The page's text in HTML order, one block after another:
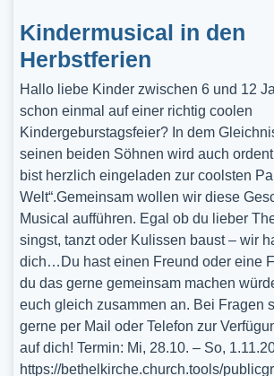
Kindermusical in den
Herbstferien
Hallo liebe Kinder zwischen 6 und 12
schon einmal auf einer richtig coolen
Kindergeburstagsfeier? In dem
seinen beiden Söhnen wird auch
bist herzlich eingeladen zur coolsten
Welt“.Gemeinsam wollen wir diese
Musical aufführen. Egal ob du lieber
singst, tanzt oder Kulissen baust – wir
dich…Du hast einen Freund oder eine
du das gerne gemeinsam machen
euch gleich zusammen an. Bei Fragen
gerne per Mail oder Telefon zur
auf dich! Termin: Mi, 28.10. – So,
https://bethelkirche.church.tools/